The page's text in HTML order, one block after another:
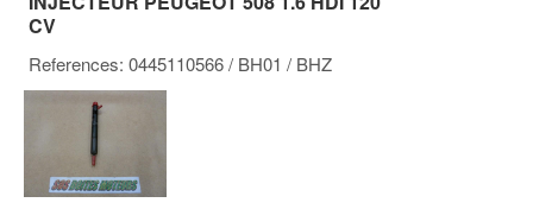
CV
References: 0445110566/ BH01 / BHZ